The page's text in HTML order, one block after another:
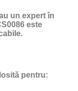
un expert în
este
pentru: